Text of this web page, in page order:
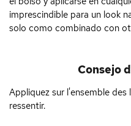
imprescindible para un look
solo como combinado con
Consejo
Appliquez sur l'ensemble
ressentir.